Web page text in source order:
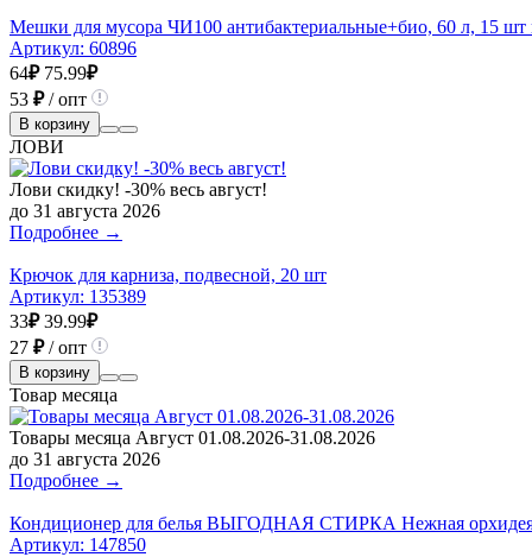
Мешки для мусора ЧИ100 антибактериальные+био, 60 л, 15 шт
Артикул: 60896
64₽ 75.99₽
53 ₽/ опт
В корзину
ЛОВИ
Лови скидку! -30% весь август!
до 31 августа 2026
Подробнее →
Крючок для карниза, подвесной, 20 шт
Артикул: 135389
33₽ 39.99₽
27 ₽/ опт
В корзину
Товар месяца
Товары месяца Август 01.08.2026-31.08.2026
до 31 августа 2026
Подробнее →
Кондиционер для белья ВЫГОДНАЯ СТИРКА Нежная
Артикул: 147850